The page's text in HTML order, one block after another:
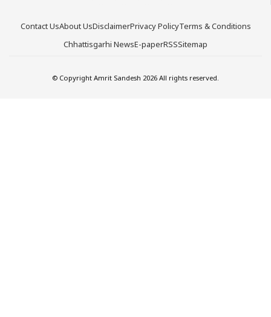
Contact UsAbout UsDisclaimerPrivacy PolicyTerms & Conditions
Chhattisgarhi NewsE-paperRSSSitemap
© Copyright Amrit Sandesh 2026 All rights reserved.